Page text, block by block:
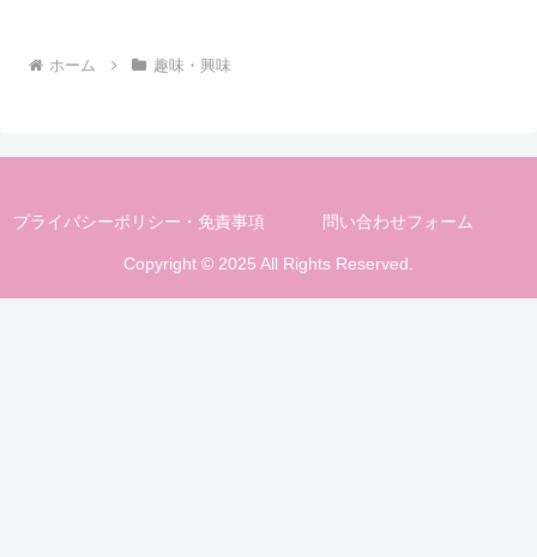
ホーム 趣味・興味
プライバシーポリシー・免責事項 問い合わせフォーム
Copyright © 2025 All Rights Reserved.